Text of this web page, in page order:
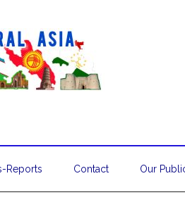
Reports Contact Our